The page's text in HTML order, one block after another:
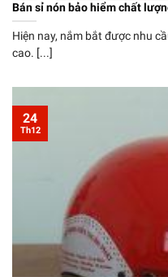
Bán sỉ nón bảo hiểm chất
Hiện nay, nắm bắt được nhu
cao. [...]
24
Th12